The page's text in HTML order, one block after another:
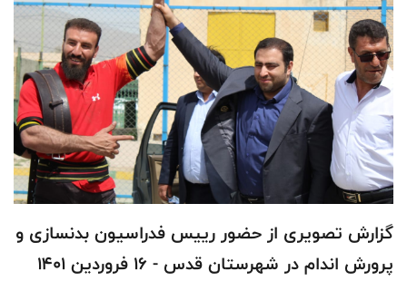
گزارش تصویری از حضور رییس فدراسیون بدنسازی و
پرورش اندام در شهرستان قدس - 16 فروردین 1401